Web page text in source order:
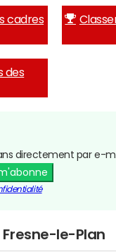
cadres
des
directement par e-
Fresne-le-Plan